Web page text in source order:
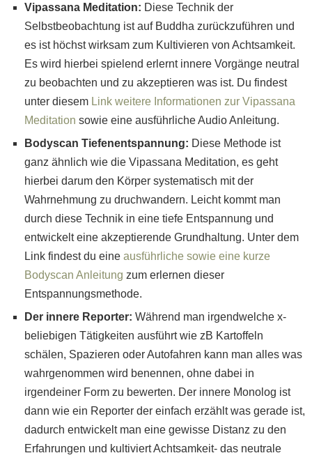
Vipassana Meditation: Diese Technik der
Selbstbeobachtung ist auf Buddha zurückzuführen und
es ist höchst wirksam zum Kultivieren von Achtsamkeit.
Es wird hierbei spielend erlernt innere Vorgänge neutral
zu beobachten und zu akzeptieren was ist. Du findest
unter diesem Link weitere Informationen zur Vipassana
Meditation sowie eine ausführliche Audio Anleitung.
Bodyscan Tiefenentspannung: Diese Methode ist
ganz ähnlich wie die Vipassana Meditation, es geht
hierbei darum den Körper systematisch mit der
Wahrnehmung zu druchwandern. Leicht kommt man
durch diese Technik in eine tiefe Entspannung und
entwickelt eine akzeptierende Grundhaltung. Unter dem
Link findest du eine ausführliche sowie eine kurze
Bodyscan Anleitung zum erlernen dieser
Entspannungsmethode.
Der innere Reporter: Während man irgendwelche x-
beliebigen Tätigkeiten ausführt wie zB Kartoffeln
schälen, Spazieren oder Autofahren kann man alles was
wahrgenommen wird benennen, ohne dabei in
irgendeiner Form zu bewerten. Der innere Monolog ist
dann wie ein Reporter der einfach erzählt was gerade ist,
dadurch entwickelt man eine gewisse Distanz zu den
Erfahrungen und kultiviert Achtsamkeit- das neutrale